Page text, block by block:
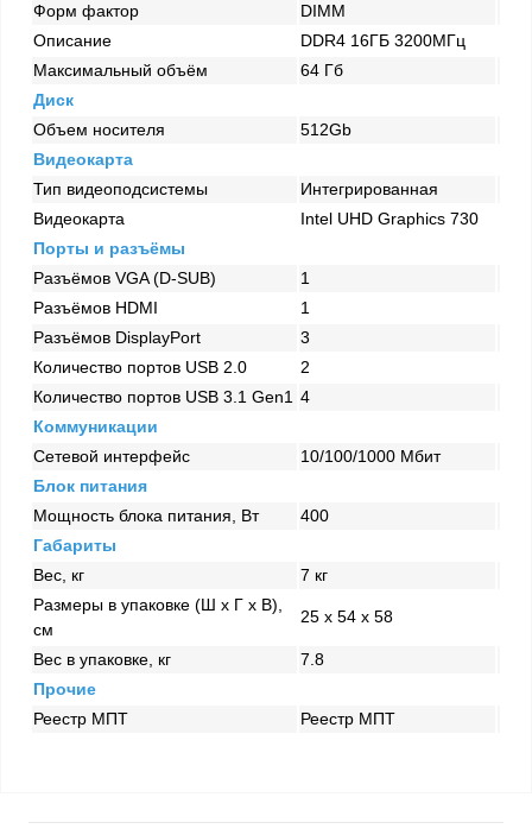
Форм фактор
DIMM
Описание
DDR4 16ГБ 3200МГц
Максимальный объём
64 Гб
Диск
Объем носителя
512Gb
Видеокарта
Тип видеоподсистемы
Интегрированная
Видеокарта
Intel UHD Graphics 730
Порты и разъёмы
Разъёмов VGA (D-SUB)
1
Разъёмов HDMI
1
Разъёмов DisplayPort
3
Количество портов USB 2.0
2
Количество портов USB 3.1 Gen1 4
Коммуникации
Сетевой интерфейс
10/100/1000 Mбит
Блок питания
Мощность блока питания, Вт
400
Габариты
Вес, кг
7 кг
Размеры в упаковке (Ш x Г x В),
см
25 x 54 x 58
Вес в упаковке, кг
7.8
Прочие
Реестр МПТ
Реестр МПТ